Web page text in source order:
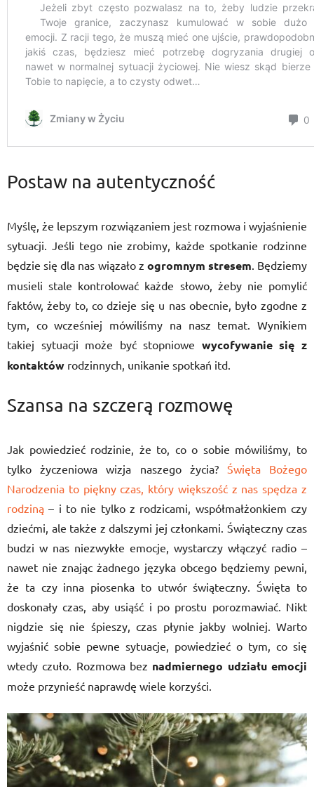
Postaw na autentyczność
Myślę, że lepszym rozwiązaniem jest rozmowa i wyjaśnienie
sytuacji. Jeśli tego nie zrobimy, każde spotkanie rodzinne
będzie się dla nas wiązało z ogromnym stresem. Będziemy
musieli stale kontrolować każde słowo, żeby nie pomylić
faktów, żeby to, co dzieje się u nas obecnie, było zgodne z
tym, co wcześniej mówiliśmy na nasz temat. Wynikiem
takiej sytuacji może być stopniowe wycofywanie się z
kontaktów rodzinnych, unikanie spotkań itd.
Szansa na szczerą rozmowę
Jak powiedzieć rodzinie, że to, co o sobie mówiliśmy, to
tylko życzeniowa wizja naszego życia? Święta Bożego
Narodzenia to piękny czas, który większość z nas spędza z
rodziną – i to nie tylko z rodzicami, współmałżonkiem czy
dziećmi, ale także z dalszymi jej członkami. Świąteczny czas
budzi w nas niezwykłe emocje, wystarczy włączyć radio –
nawet nie znając żadnego języka obcego będziemy pewni,
że ta czy inna piosenka to utwór świąteczny. Święta to
doskonały czas, aby usiąść i po prostu porozmawiać. Nikt
nigdzie się nie śpieszy, czas płynie jakby wolniej. Warto
wyjaśnić sobie pewne sytuacje, powiedzieć o tym, co się
wtedy czuło. Rozmowa bez nadmiernego udziału emocji
może przynieść naprawdę wiele korzyści.